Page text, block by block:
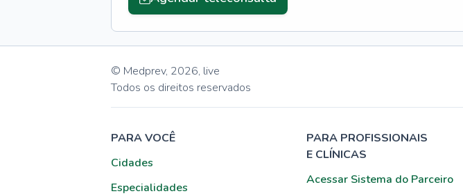
© Medprev, 2026, live
Todos os direitos reservados
PARA VOCÊ
Cidades
Especialidades
PARA PROFISSIONAIS
E CLÍNICAS
Acessar Sistema do Parceiro